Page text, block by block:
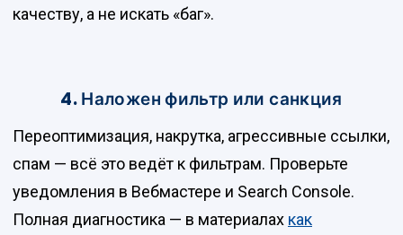
качеству, а не искать «баг».
4. Наложен фильтр или санкция
Переоптимизация, накрутка, агрессивные ссылки,
спам — всё это ведёт к фильтрам. Проверьте
уведомления в Вебмастере и Search Console.
Полная диагностика — в материалах как